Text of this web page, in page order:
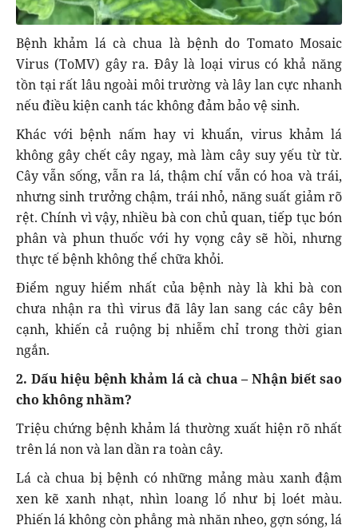
Bệnh khảm lá cà chua là bệnh do Tomato Mosaic
Virus (ToMV) gây ra. Đây là loại virus có khả năng
tồn tại rất lâu ngoài môi trường và lây lan cực nhanh
nếu điều kiện canh tác không đảm bảo vệ sinh.
Khác với bệnh nấm hay vi khuẩn, virus khảm lá
không gây chết cây ngay, mà làm cây suy yếu từ từ.
Cây vẫn sống, vẫn ra lá, thậm chí vẫn có hoa và trái,
nhưng sinh trưởng chậm, trái nhỏ, năng suất giảm rõ
rệt. Chính vì vậy, nhiều bà con chủ quan, tiếp tục bón
phân và phun thuốc với hy vọng cây sẽ hồi, nhưng
thực tế bệnh không thể chữa khỏi.
Điểm nguy hiểm nhất của bệnh này là khi bà con
chưa nhận ra thì virus đã lây lan sang các cây bên
cạnh, khiến cả ruộng bị nhiễm chỉ trong thời gian
ngắn.
2. Dấu hiệu bệnh khảm lá cà chua – Nhận biết sao
cho không nhầm?
Triệu chứng bệnh khảm lá thường xuất hiện rõ nhất
trên lá non và lan dần ra toàn cây.
Lá cà chua bị bệnh có những mảng màu xanh đậm
xen kẽ xanh nhạt, nhìn loang lổ như bị loét màu.
Phiến lá không còn phẳng mà nhăn nheo, gợn sóng, lá